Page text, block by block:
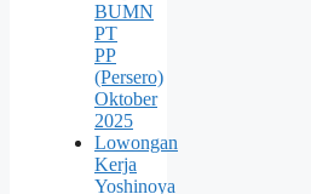
BUMN
PT
PP
(Persero)
Oktober
2025
Lowongan
Kerja
Yoshinoya